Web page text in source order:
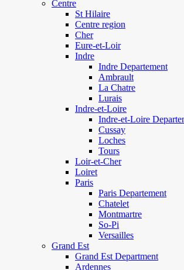
Centre
St Hilaire
Centre region
Cher
Eure-et-Loir
Indre
Indre Departement
Ambrault
La Chatre
Lurais
Indre-et-Loire
Indre-et-Loire
Cussay
Loches
Tours
Loir-et-Cher
Loiret
Paris
Paris Departement
Chatelet
Montmartre
So-Pi
Versailles
Grand Est
Grand Est Department
Ardennes